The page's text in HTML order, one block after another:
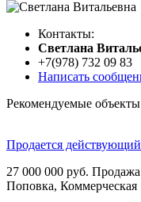
Контакты:
Cветлана
+7(978) 732 09 83
Написать
Рекомендуемые объекты
Продается
27 000 000 руб. Продажа
Поповка, Коммерческая